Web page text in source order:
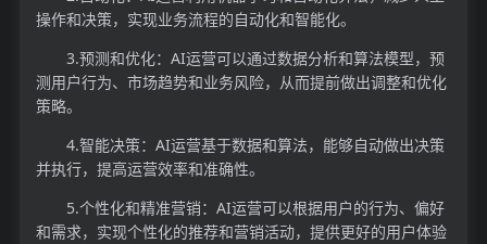
操作和决策，实现业务流程的自动化和智能化。
3.预测和优化：AI运营可以通过数据分析和算法模型，预
测用户行为、市场趋势和业务风险，从而提前做出调整和优化
策略。
4.智能决策：AI运营基于数据和算法，能够自动做出决策
并执行，提高运营效率和准确性。
5.个性化和精准营销：AI运营可以根据用户的行为、偏好
和需求，实现个性化的推荐和营销活动，提供更好的用户体验